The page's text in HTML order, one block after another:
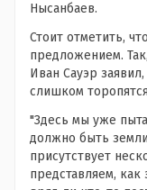
Нысанбаев.
Стоит отметить,
предложением.
Иван Сауэр
слишком
"Здесь мы уже
должно быть
присутствует
представляем,